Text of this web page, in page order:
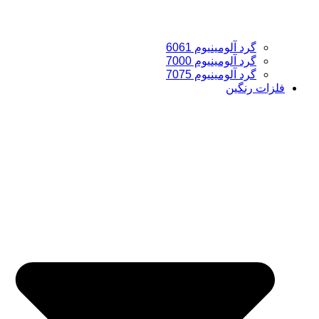
گرد آلومینیوم 6061
گرد آلومینیوم 7000
گرد آلومینیوم 7075
فلزات رنگین